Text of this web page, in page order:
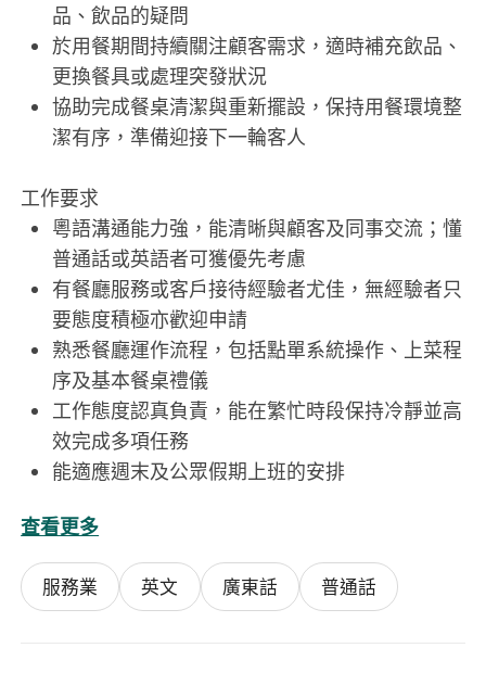
品、飲品的疑問
於用餐期間持續關注顧客需求，適時補充飲品、
更換餐具或處理突發狀況
協助完成餐桌清潔與重新擺設，保持用餐環境整
潔有序，準備迎接下一輪客人
工作要求
粵語溝通能力強，能清晰與顧客及同事交流；懂
普通話或英語者可獲優先考慮
有餐廳服務或客戶接待經驗者尤佳，無經驗者只
要態度積極亦歡迎申請
熟悉餐廳運作流程，包括點單系統操作、上菜程
序及基本餐桌禮儀
工作態度認真負責，能在繁忙時段保持冷靜並高
效完成多項任務
能適應週末及公眾假期上班的安排
福利
兼職員工時薪$65起
9-10個鐘（其中一小時休息時間，包食，但唔包
查看更多
服務業 英文 廣東話 普通話